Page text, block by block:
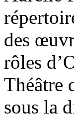
des
rôles
Théâtre
sous la